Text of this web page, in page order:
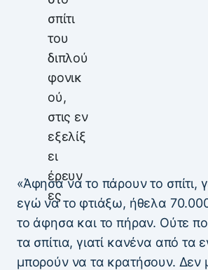
«Άφησα να το πάρουν το σπίτι,
εγώ να το φτιάξω, ήθελα
το άφησα και το πήραν. Ούτε
τα σπίτια, γιατί κανένα από τα
μπορούν να τα κρατήσουν. Δεν